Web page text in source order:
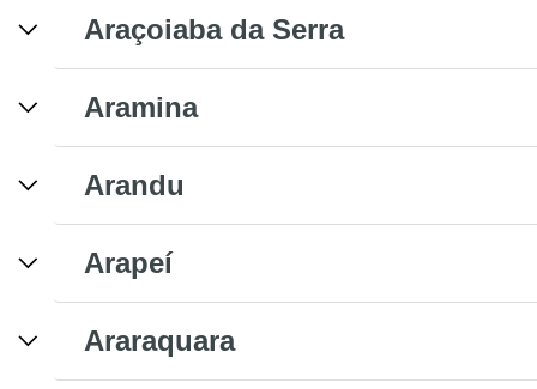
Araçoiaba da Serra
Aramina
Arandu
Arapeí
Araraquara